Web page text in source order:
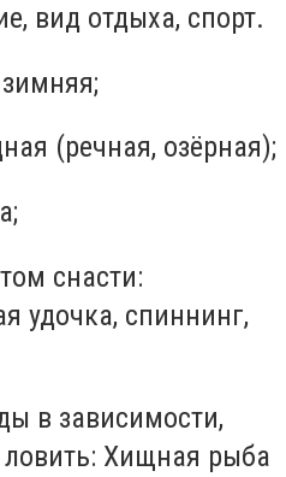
вид отдыха, спорт.
(речная, озёрная);
снасти:
удочка, спиннинг,
в зависимости,
Хищная рыба